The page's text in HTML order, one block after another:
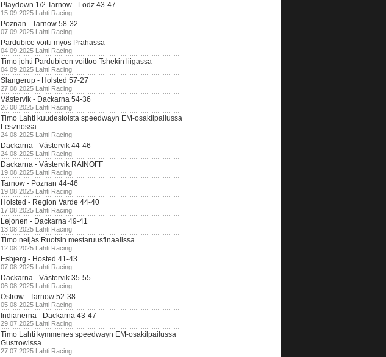
Playdown 1/2 Tarnow - Lodz 43-47
15.09.2025 Lahti Racing
Poznan - Tarnow 58-32
07.09.2025 Lahti Racing
Pardubice voitti myös Prahassa
04.09.2025 Lahti Racing
Timo johti Pardubicen voittoo Tshekin liigassa
04.09.2025 Lahti Racing
Slangerup - Holsted 57-27
27.08.2025 Lahti Racing
Västervik - Dackarna 54-36
26.08.2025 Lahti Racing
Timo Lahti kuudestoista speedwayn EM-osakilpailussa
Lesznossa
24.08.2025 Lahti Racing
Dackarna - Västervik 44-46
24.08.2025 Lahti Racing
Dackarna - Västervik RAINOFF
19.08.2025 Lahti Racing
Tarnow - Poznan 44-46
19.08.2025 Lahti Racing
Holsted - Region Varde 44-40
17.08.2025 Lahti Racing
Lejonen - Dackarna 49-41
13.08.2025 Lahti Racing
Timo neljäs Ruotsin mestaruusfinaalissa
12.08.2025 Lahti Racing
Esbjerg - Hosted 41-43
07.08.2025 Lahti Racing
Dackarna - Västervik 35-55
06.08.2025 Lahti Racing
Ostrow - Tarnow 52-38
05.08.2025 Lahti Racing
Indianerna - Dackarna 43-47
29.07.2025 Lahti Racing
Timo Lahti kymmenes speedwayn EM-osakilpailussa
Gustrowissa
27.07.2025 Lahti Racing